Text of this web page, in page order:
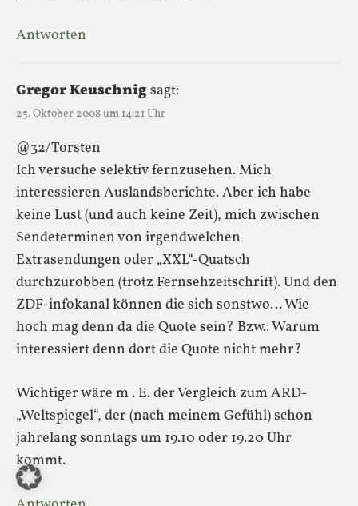
Antworten
Gregor Keuschnigsagt:
25. Oktober 2008 um 14:21 Uhr
@32/Torsten
Ich versuche selektiv fernzusehen. Mich
interessieren Auslandsberichte. Aber ich habe
keine Lust (und auch keine Zeit), mich zwischen
Sendeterminen von irgendwelchen
Extrasendungen oder „XXL“-Quatsch
durchzurobben (trotz Fernsehzeitschrift). Und den
ZDF-infokanal können die sich sonstwo… Wie
hoch mag denn da die Quote sein? Bzw.: Warum
interessiert denn dort die Quote nicht mehr?
Wichtiger wäre m . E. der Vergleich zum ARD-
„Weltspiegel“, der (nach meinem Gefühl) schon
jahrelang sonntags um 19.10 oder 19.20 Uhr
kommt.